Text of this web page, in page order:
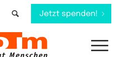
Jetzt spenden!